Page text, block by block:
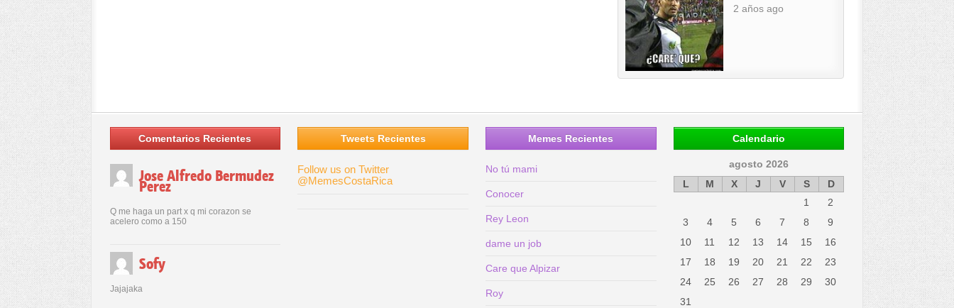
2 años ago
Comentarios Recientes
Jose Alfredo Bermudez
Perez
Q me haga un part x q mi corazon se
acelero como a 150
Sofy
Jajajaka
Tweets Recientes
Follow us on Twitter
@MemesCostaRica
Memes Recientes
No tú mami
Conocer
Rey Leon
dame un job
Care que Alpizar
Roy
Calendario
agosto 2026
L
M X J V S
D
1
2
3
4 5 6 7 8
9
10
11 12 13 14 15
16
17
18 19 20 21 22
23
24
25 26 27 28 29
30
31